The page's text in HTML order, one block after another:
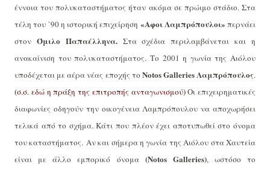
έννοια του πολυκαταστήματος ήταν ακόμα σε πρώιμο στάδιο. Στα
τέλη του `90 η ιστορική επιχείρηση «Αφοι Λαμπρόπουλοι» περνάει
στον Όμιλο Παπαέλληνα.Στα σχέδια περιλαμβάνεται και η
ανακαίνιση του πολυκαταστήματος. Το 2001 η γωνία της Αιόλου
υποδέχεται με αέρα νέας εποχής το NotosGalleriesΛαμπρόπουλος.
(σ.σ. εδώ η πράξη της επιτροπής ανταγωνισμού)Οι επιχειρηματικές
διαφωνίες οδηγούν την οικογένεια Λαμπρόπουλου να αποχωρήσει
τελικά από το σχήμα. Κάτι που πλέον έχει αποτυπωθεί στο όνομα
του καταστήματος. Αν και σήμερα η γωνία της Αιόλου στα Χαυτεία
είναι με άλλο εμπορικό όνομα (Notos Galleries), ωστόσο το